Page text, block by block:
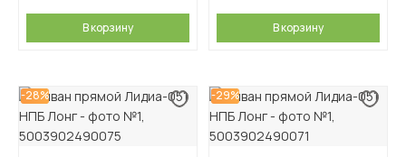
В корзину В корзину
-28% -29%